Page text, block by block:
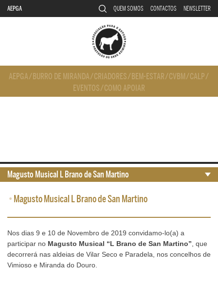
AEPGA QUEM SOMOS CONTACTOS NEWSLETTER
AEPGA/ BURRO DE MIRANDA/CRIADORES/ BEM-ESTAR/CVBM/CALP/
EVENTOS/COMO APOIAR
• Magusto Musical L Brano de San Martino
Nos dias 9 e 10 de Novembro de 2019 convidamo-lo(a) a
participar no Magusto Musical “L Brano de San Martino” , que
decorrerá nas aldeias de Vilar Seco e Paradela, nos concelhos de
Vimioso e Miranda do Douro.
Magusto Musical L Brano de San Martino